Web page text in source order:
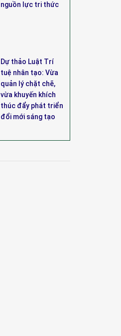
nguồn lực tri thức
Dự thảo Luật Trí
tuệ nhân tạo: Vừa
quản lý chặt chẽ,
vừa khuyến khích
thúc đẩy phát triển
đổi mới sáng tạo